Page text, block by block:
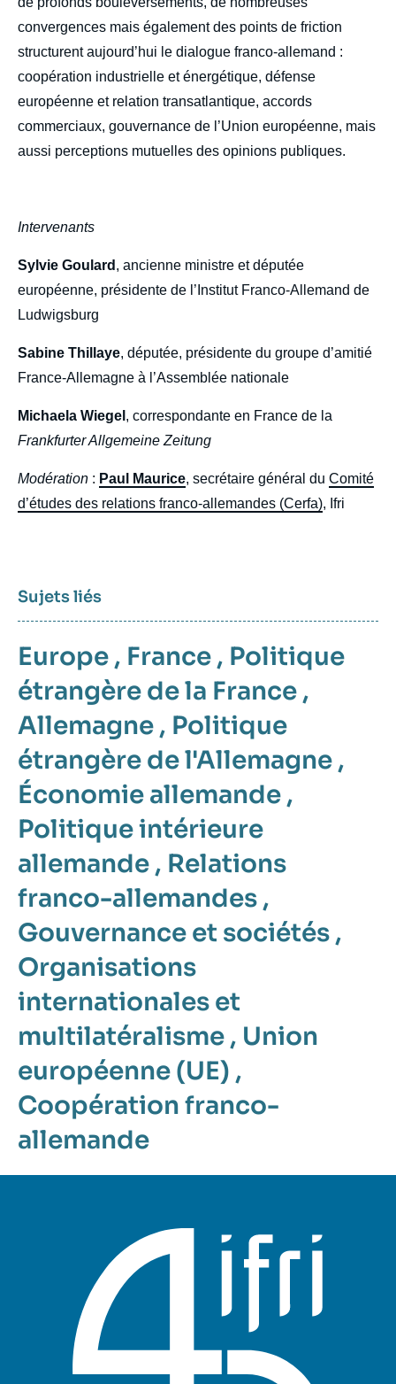
convergences mais également des points de friction
structurent aujourd’hui le dialogue franco-allemand :
coopération industrielle et énergétique, défense
européenne et relation transatlantique, accords
commerciaux, gouvernance de l’Union européenne, mais
aussi perceptions mutuelles des opinions publiques.
Intervenants
Sylvie Goulard , ancienne ministre et députée
européenne, présidente de l’Institut Franco-Allemand de
Ludwigsburg
Sabine Thillaye, députée, présidente du groupe d’amitié
France-Allemagne à l’Assemblée nationale
Michaela Wiegel , correspondante en France de la
Frankfurter Allgemeine Zeitung
Modération : Paul Maurice, secrétaire général du Comité
d’études des relations franco-allemandes (Cerfa), Ifri
Sujets liés
Europe , France , Politique
étrangère de la France ,
Allemagne , Politique
étrangère de l'Allemagne ,
Économie allemande ,
Politique intérieure
allemande , Relations
franco-allemandes ,
Gouvernance et sociétés ,
Organisations
internationales et
multilatéralisme , Union
européenne (UE) ,
Coopération franco-
allemande